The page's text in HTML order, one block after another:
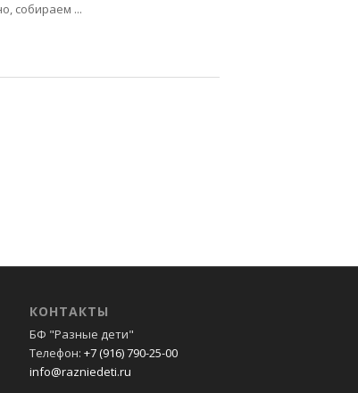
собираем ...
КОНТАКТЫ
БФ "Разные дети"
Телефон: +7 (916) 790-25-00
info@razniedeti.ru